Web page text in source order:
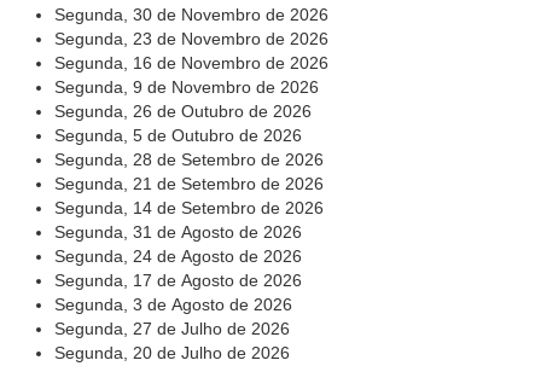
Comitê de Equidade de Raça, Gênero e Diversidade
Comitê PopRuaJud
Comissão de Justiça Itinerante
Comissão Permanente de Avaliação Documental
Automação e IA
Governança
Governança de TI
Gestão Estratégica
Governança das Contratações Obras
Segunda, 30 de Novembro de 2026
Segunda, 23 de Novembro de 2026
Segunda, 16 de Novembro de 2026
Segunda, 9 de Novembro de 2026
Segunda, 26 de Outubro de 2026
Segunda, 5 de Outubro de 2026
Segunda, 28 de Setembro de 2026
Segunda, 21 de Setembro de 2026
Segunda, 14 de Setembro de 2026
Segunda, 31 de Agosto de 2026
Segunda, 24 de Agosto de 2026
Segunda, 17 de Agosto de 2026
Segunda, 3 de Agosto de 2026
Segunda, 27 de Julho de 2026
Segunda, 20 de Julho de 2026